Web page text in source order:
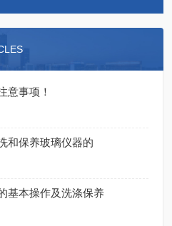
意事项！
和保养玻璃仪器的
基本操作及洗涤保养